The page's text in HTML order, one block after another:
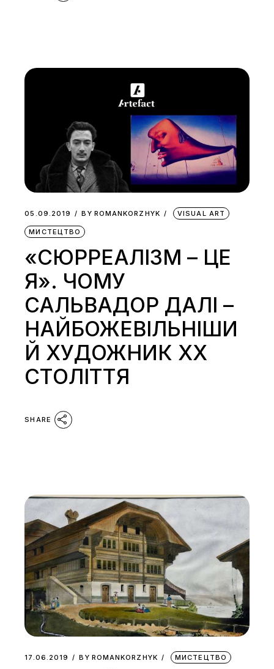
05.09.2019 BY ROMANKORZHYK VISUAL ART
МИСТЕЦТВО
«СЮРРЕАЛІЗМ – ЦЕ
Я». ЧОМУ
САЛЬВАДОР ДАЛІ –
НАЙБОЖЕВІЛЬНІШИ
Й ХУДОЖНИК ХХ
СТОЛІТТЯ
SHARE
17.06.2019 BY ROMANKORZHYK МИСТЕЦТВО